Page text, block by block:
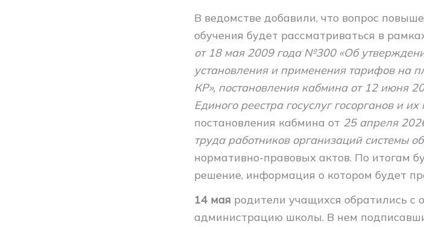
В ведомстве добавили, что вопрос
обучения будет рассматриваться в
от 18 мая 2009 года №300 «Об
установления и применения тарифов на
КР», постановления кабмина от 12 июня
Единого реестра госуслуг госорганов и
постановления кабмина от 25 апреля
труда работников организаций системы
нормативно-правовых актов. По итогам
решение, информация о котором будет
14 мая родители учащихся обратились
администрацию школы. В нем